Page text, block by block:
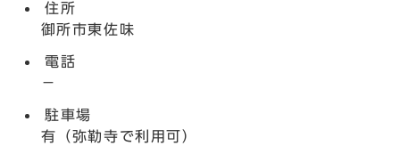
住所
御所市東佐味
電話
－
駐車場
有（弥勒寺で利用可）